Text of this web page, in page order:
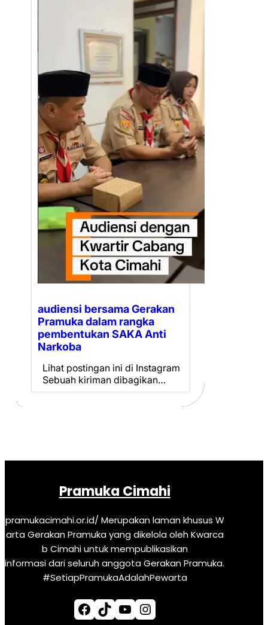
audiensi bersama Gerakan
Pramuka dalam rangka
pembentukan SAKA Anti
Narkoba
Lihat postingan ini di Instagram
Sebuah kiriman dibagikan…
Pramuka Cimahi
pramukacimahi.or.id/ Merupakan laman khusus W
arta Gerakan Pramuka yang dikelola oleh Kwarca
b Cimahi untuk mempublikasikan
informasi dari seluruh anggota Gerakan Pramuka.
#SetiapPramukaAdalahPewarta
Facebook TikTok YouTube Instagram